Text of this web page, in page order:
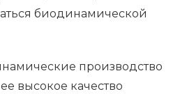
биодинамической
производство
высокое качество